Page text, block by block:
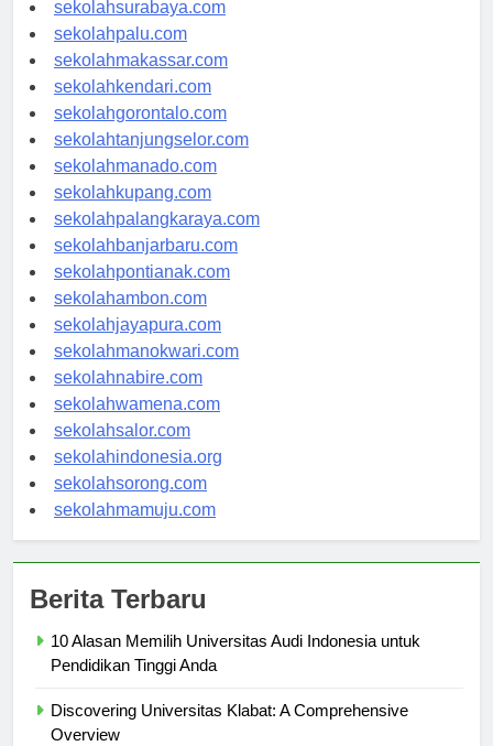
sekolahsurabaya.com
sekolahpalu.com
sekolahmakassar.com
sekolahkendari.com
sekolahgorontalo.com
sekolahtanjungselor.com
sekolahmanado.com
sekolahkupang.com
sekolahpalangkaraya.com
sekolahbanjarbaru.com
sekolahpontianak.com
sekolahambon.com
sekolahjayapura.com
sekolahmanokwari.com
sekolahnabire.com
sekolahwamena.com
sekolahsalor.com
sekolahindonesia.org
sekolahsorong.com
Berita Terbaru
10 Alasan Memilih Universitas Audi Indonesia untuk
Discovering Universitas Klabat: A Comprehensive